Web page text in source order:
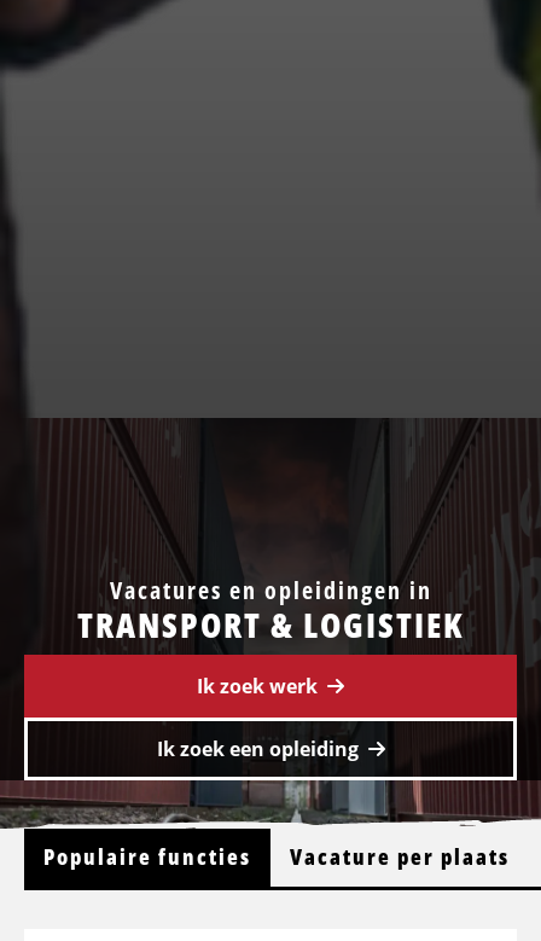
Vacatures en opleidingen in
TRANSPORT & LOGISTIEK
Ik zoek werk
Ik zoek een opleiding
Populaire functies Vacature per plaats